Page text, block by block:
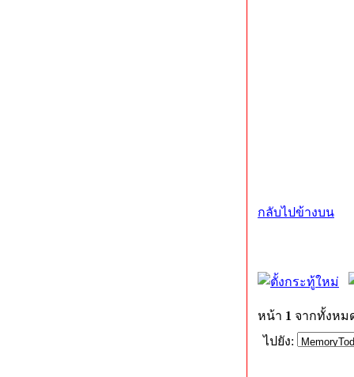
กลับไปข้างบน
หน้า 1 จากทั้งห
ไปยัง: